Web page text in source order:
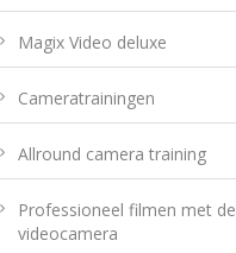
Magix Video deluxe
Cameratrainingen
Allround camera training
Professioneel filmen met de
videocamera